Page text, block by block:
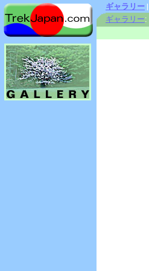
ギャラリー |
ギャラリー: